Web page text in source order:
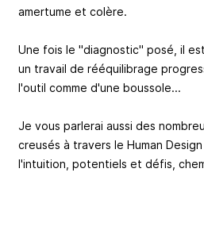
amertume et colère.
Une fois le "diagnostic" posé, il
un travail de rééquilibrage
l'outil comme d'une boussole...
Je vous parlerai aussi des
creusés à travers le Human
l'intuition, potentiels et défis,